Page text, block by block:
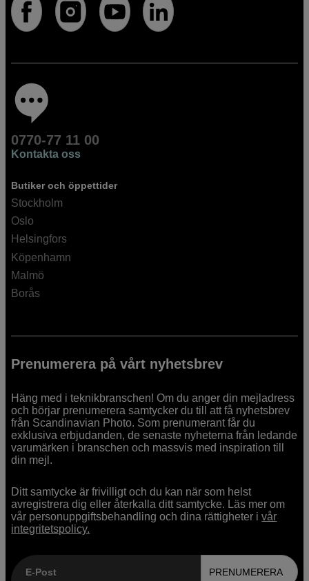
0770-77 11 00
Kontakta oss
Butiker och öppettider
Stockholm
Oslo
Helsingfors
Köpenhamn
Malmö
Borås
Prenumerera på vårt nyhetsbrev
Häng med i teknikbranschen! Om du anger din mejladress
och börjar prenumerera samtycker du till att få nyhetsbrev
från Scandinavian Photo. Som prenumerant får du
exklusiva erbjudanden, de senaste nyheterna från ledande
varumärken i branschen och massvis med inspiration till
din mejl.
Ditt samtycke är frivilligt och du kan när som helst
avregistrera dig eller återkalla ditt samtycke. Läs mer om
vår personuppgiftsbehandling och dina rättigheter ivår
integritetspolicy.
E-Post PRENUMERERA